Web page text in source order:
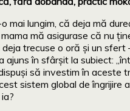
mai lungim, că deja mă
mă asigurase că nu
trecuse o oră și un sfert
ajuns în sfârșit la subiect:
să investim în aceste
sistem global de îngrijire